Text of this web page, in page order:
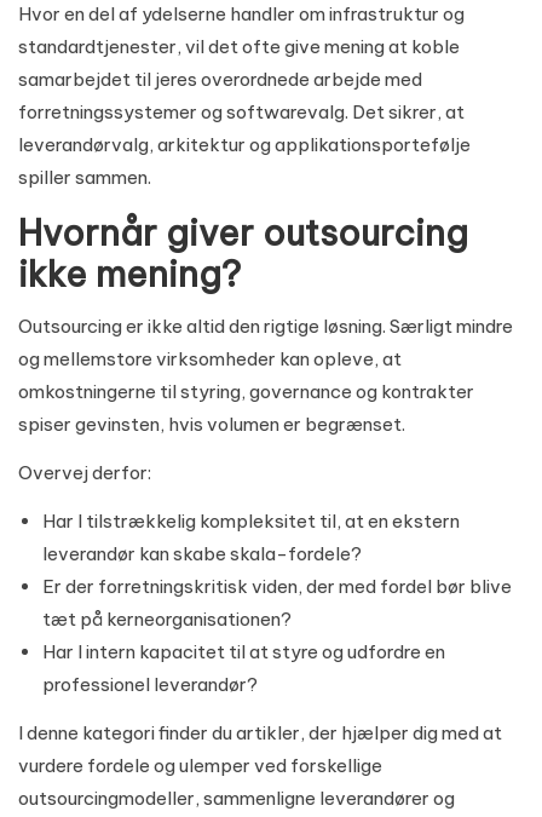
Hvor en del af ydelserne handler om infrastruktur og
standardtjenester, vil det ofte give mening at koble
samarbejdet til jeres overordnede arbejde med
forretningssystemer og softwarevalg. Det sikrer, at
leverandørvalg, arkitektur og applikationsportefølje
spiller sammen.
Hvornår giver outsourcing
ikke mening?
Outsourcing er ikke altid den rigtige løsning. Særligt mindre
og mellemstore virksomheder kan opleve, at
omkostningerne til styring, governance og kontrakter
spiser gevinsten, hvis volumen er begrænset.
Overvej derfor:
Har I tilstrækkelig kompleksitet til, at en ekstern
leverandør kan skabe skala-fordele?
Er der forretningskritisk viden, der med fordel bør blive
tæt på kerneorganisationen?
Har I intern kapacitet til at styre og udfordre en
professionel leverandør?
I denne kategori finder du artikler, der hjælper dig med at
vurdere fordele og ulemper ved forskellige
outsourcingmodeller, sammenligne leverandører og